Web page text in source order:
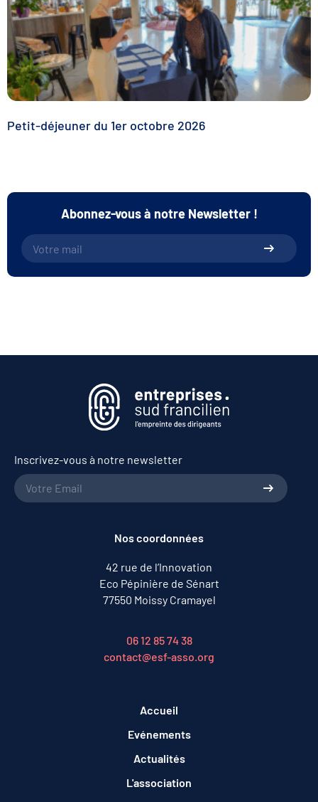
Petit-déjeuner du 1er octobre 2026
Abonnez-vous à notre Newsletter !
Inscrivez-vous à notre newsletter
Nos coordonnées
42 rue de l’Innovation
Eco Pépinière de Sénart
77550 Moissy Cramayel
06 12 85 74 38
contact@esf-asso.org
Accueil
Evénements
Actualités
L'association